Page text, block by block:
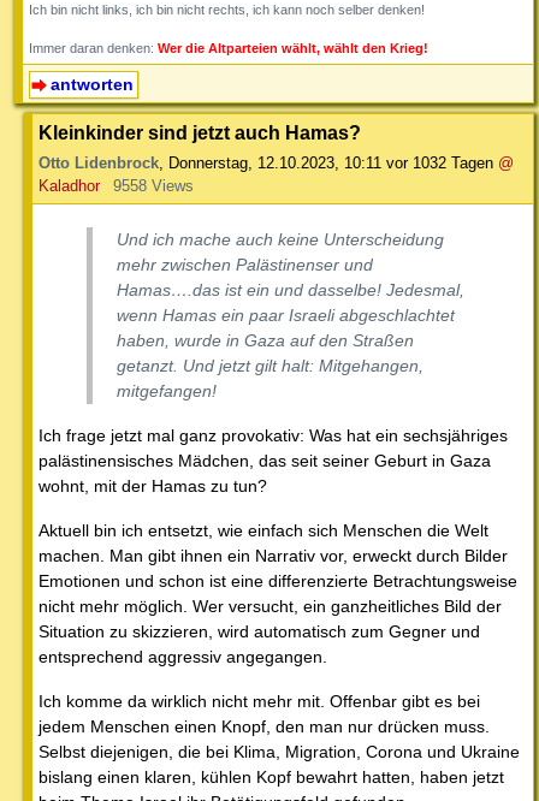
Ich bin nicht links, ich bin nicht rechts, ich kann noch selber denken!
Immer daran denken: Wer die Altparteien wählt, wählt den Krieg!
antworten
Kleinkinder sind jetzt auch Hamas?
Otto Lidenbrock, Donnerstag, 12.10.2023, 10:11 vor 1032 Tagen @
Kaladhor
9558 Views
Und ich mache auch keine Unterscheidung
mehr zwischen Palästinenser und
Hamas….das ist ein und dasselbe! Jedesmal,
wenn Hamas ein paar Israeli abgeschlachtet
haben, wurde in Gaza auf den Straßen
getanzt. Und jetzt gilt halt: Mitgehangen,
mitgefangen!
Ich frage jetzt mal ganz provokativ: Was hat ein sechsjähriges
palästinensisches Mädchen, das seit seiner Geburt in Gaza
wohnt, mit der Hamas zu tun?
Aktuell bin ich entsetzt, wie einfach sich Menschen die Welt
machen. Man gibt ihnen ein Narrativ vor, erweckt durch Bilder
Emotionen und schon ist eine differenzierte Betrachtungsweise
nicht mehr möglich. Wer versucht, ein ganzheitliches Bild der
Situation zu skizzieren, wird automatisch zum Gegner und
entsprechend aggressiv angegangen.
Ich komme da wirklich nicht mehr mit. Offenbar gibt es bei
jedem Menschen einen Knopf, den man nur drücken muss.
Selbst diejenigen, die bei Klima, Migration, Corona und Ukraine
bislang einen klaren, kühlen Kopf bewahrt hatten, haben jetzt